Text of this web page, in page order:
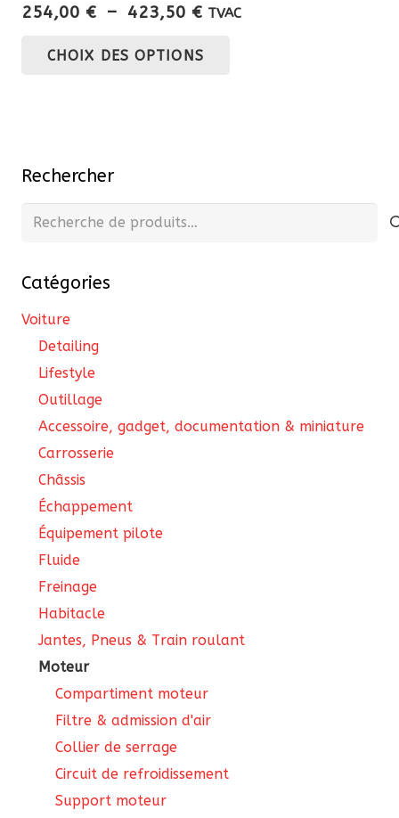
254,00 € – 423,50 €Plage
prix :
TVAC
CHOIX DES OPTIONS
Rechercher
Recherche
Catégories
Voiture
Detailing
Lifestyle
Outillage
Accessoire, gadget, documentation & miniature
Carrosserie
Châssis
Échappement
Équipement pilote
Fluide
Freinage
Habitacle
Jantes, Pneus & Train roulant
Moteur
Compartiment moteur
Filtre & admission d'air
Collier de serrage
Circuit de refroidissement
Support moteur